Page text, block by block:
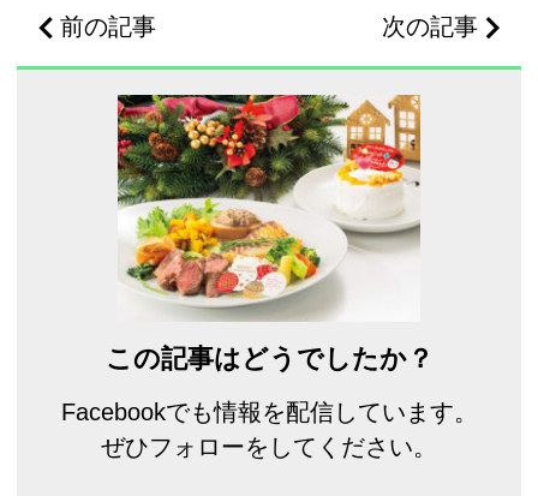
前の記事 次の記事
この記事はどうでしたか？
Facebookでも情報を配信しています。
ぜひフォローをしてください。